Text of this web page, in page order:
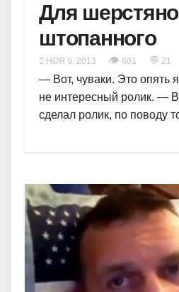
Для
штопанного
НОЯ 9, 2013 👁 601 💬 21
— Вот, чуваки. Это опять
не интересный ролик. —
сделал ролик, по поводу